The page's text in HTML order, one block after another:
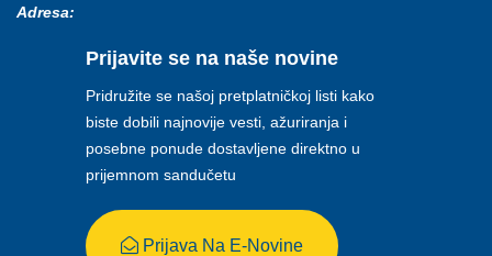
Adresa:
Prijavite se na naše novine
Pridružite se našoj pretplatničkoj listi kako
biste dobili najnovije vesti, ažuriranja i
posebne ponude dostavljene direktno u
prijemnom sandučetu
Prijava Na E-Novine